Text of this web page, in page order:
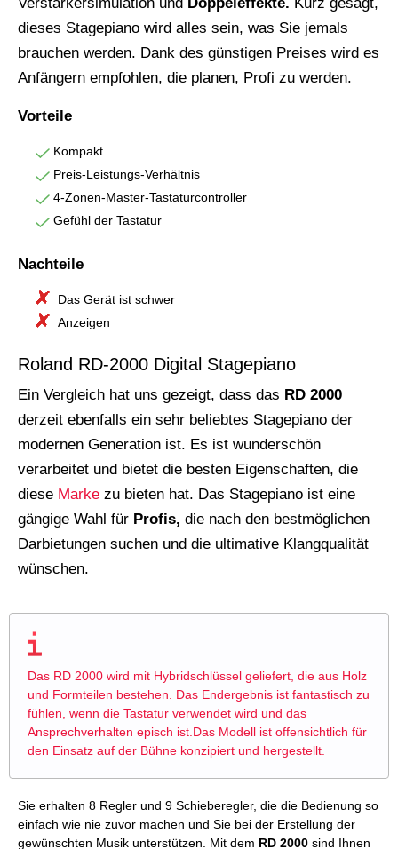
dieses Stagepiano wird alles sein, was Sie jemals
brauchen werden. Dank des günstigen Preises wird es
Anfängern empfohlen, die planen, Profi zu werden.
Vorteile
Kompakt
Preis-Leistungs-Verhältnis
4-Zonen-Master-Tastaturcontroller
Gefühl der Tastatur
Nachteile
Das Gerät ist schwer
Anzeigen
Roland RD-2000 Digital Stagepiano
Ein Vergleich hat uns gezeigt, dass das RD 2000
derzeit ebenfalls ein sehr beliebtes Stagepiano der
modernen Generation ist. Es ist wunderschön
verarbeitet und bietet die besten Eigenschaften, die
diese Marke zu bieten hat. Das Stagepiano ist eine
gängige Wahl für Profis, die nach den bestmöglichen
Darbietungen suchen und die ultimative Klangqualität
wünschen.
Das RD 2000 wird mit Hybridschlüssel geliefert, die aus Holz
und Formteilen bestehen. Das Endergebnis ist fantastisch zu
fühlen, wenn die Tastatur verwendet wird und das
Ansprechverhalten episch ist.Das Modell ist offensichtlich für
den Einsatz auf der Bühne konzipiert und hergestellt.
Sie erhalten 8 Regler und 9 Schieberegler, die die Bedienung so
einfach wie nie zuvor machen und Sie bei der Erstellung der
gewünschten Musik unterstützen. Mit dem RD 2000 sind Ihnen